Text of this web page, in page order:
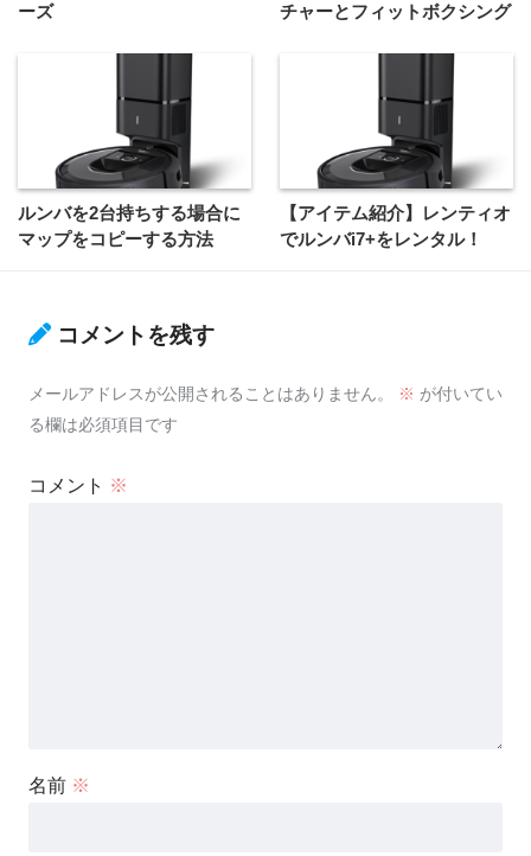
ーズ
チャーとフィットボクシング
ルンバを2台持ちする場合に
マップをコピーする方法
【アイテム紹介】レンティオ
でルンバi7+をレンタル！
コメントを残す
メールアドレスが公開されることはありません。 ※ が付いてい
る欄は必須項目です
コメント ※
名前 ※